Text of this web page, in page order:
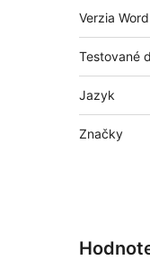
Verzia
Testované
Jazyk
Značky